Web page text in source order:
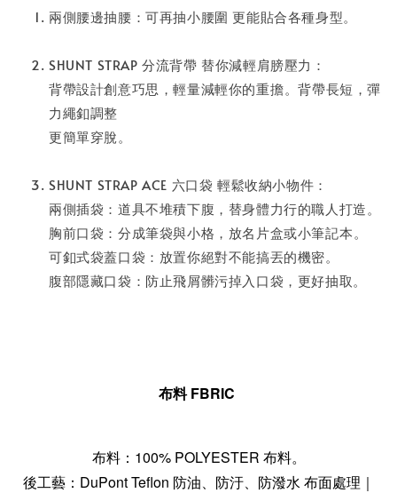
兩側腰邊抽腰：可再抽小腰圍 更能貼合各種身型。⁣
SHUNT STRAP 分流背帶 替你減輕肩膀壓力：
背帶設計創意巧思，輕量減輕你的重擔⁣。背帶長短，彈
力繩釦調整
更簡單穿脫。⁣
SHUNT STRAP ACE 六口袋 輕鬆收納小物件：
兩側插袋：道具不堆積下腹，替身體力行的職人打造。
胸前口袋：分成筆袋與小格，放名片盒或小筆記本⁣。
可釦式袋蓋口袋：放置你絕對不能搞丟的機密。
腹部隱藏口袋：防止飛屑髒污掉入口袋，更好抽取。
布料 FBRIC
布料：100% POLYESTER 布料。
後工藝：DuPont Teflon 防油、防汙、防潑水 布面處理｜